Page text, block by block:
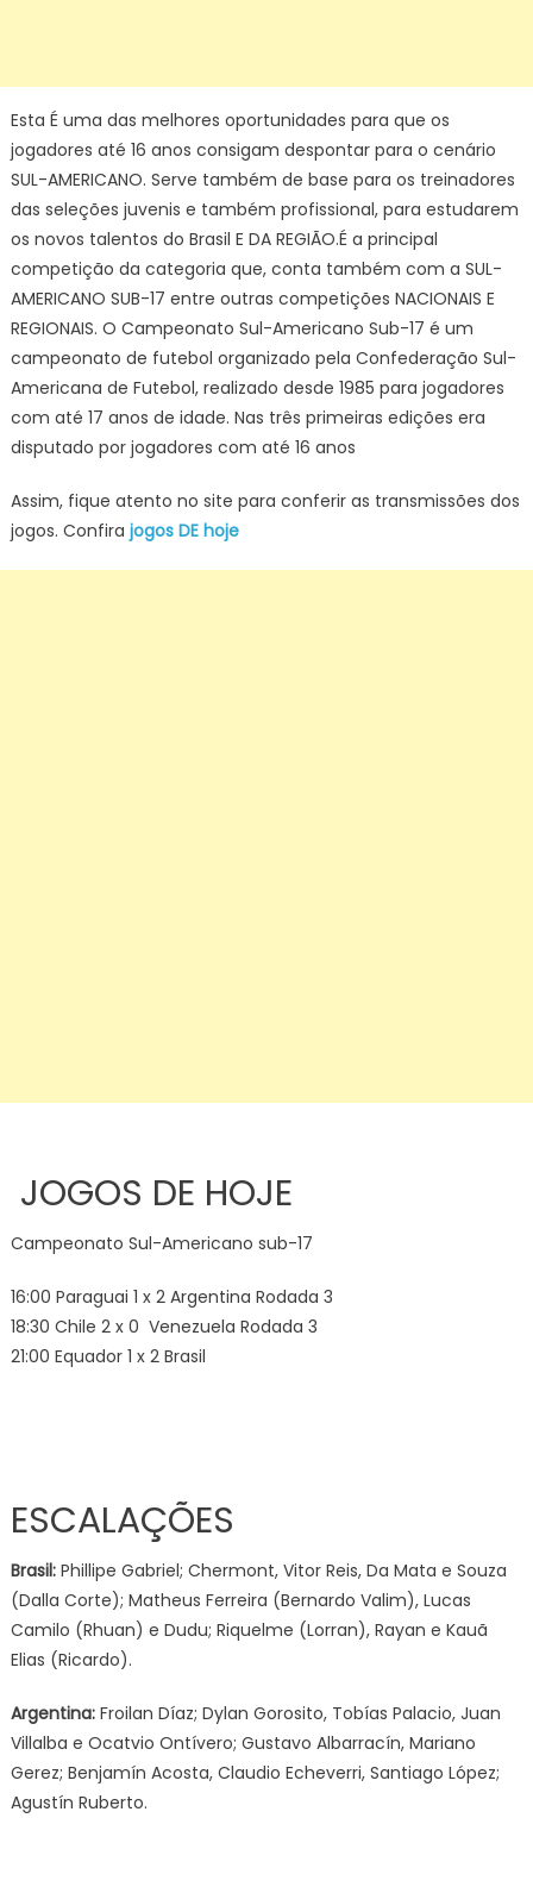
Esta É uma das melhores oportunidades para que os
jogadores até 16 anos consigam despontar para o cenário
SUL-AMERICANO. Serve também de base para os treinadores
das seleções juvenis e também profissional, para estudarem
os novos talentos do Brasil E DA REGIÃO.É a principal
competição da categoria que, conta também com a SUL-
AMERICANO SUB-17 entre outras competições NACIONAIS E
REGIONAIS. O Campeonato Sul-Americano Sub-17 é um
campeonato de futebol organizado pela Confederação Sul-
Americana de Futebol, realizado desde 1985 para jogadores
com até 17 anos de idade. Nas três primeiras edições era
disputado por jogadores com até 16 anos
Assim, fique atento no site para conferir as transmissões dos
jogos. Confira jogos DE hoje
JOGOS DE HOJE
Campeonato Sul-Americano sub-17
16:00 Paraguai 1 x 2 Argentina Rodada 3
18:30 Chile 2 x 0 Venezuela Rodada 3
21:00 Equador 1 x 2 Brasil
ESCALAÇÕES
Brasil: Phillipe Gabriel; Chermont, Vitor Reis, Da Mata e Souza
(Dalla Corte); Matheus Ferreira (Bernardo Valim), Lucas
Camilo (Rhuan) e Dudu; Riquelme (Lorran), Rayan e Kauã
Elias (Ricardo).
Argentina:Froilan Díaz; Dylan Gorosito, Tobías Palacio, Juan
Villalba e Ocatvio Ontívero; Gustavo Albarracín, Mariano
Gerez; Benjamín Acosta, Claudio Echeverri, Santiago López;
Agustín Ruberto.